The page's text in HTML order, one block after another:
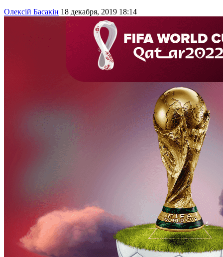
Олексій Басакін 18 декабря, 2019 18:14